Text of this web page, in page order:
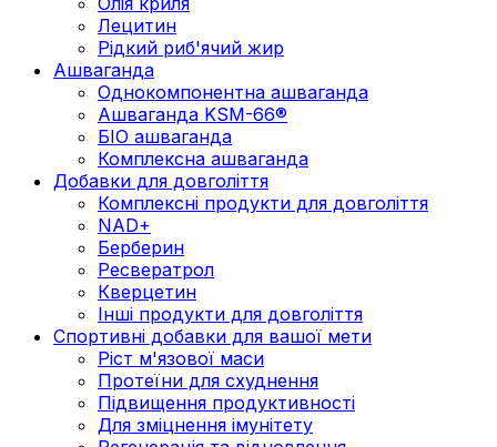
Лецитин
Рідкий риб'ячий жир
Ашваганда
Однокомпонентна ашваганда
Ашваганда KSM-66®
БІО ашваганда
Комплексна ашваганда
Добавки для довголіття
Комплексні продукти для довголіття
NAD+
Берберин
Ресвератрол
Кверцетин
Інші продукти для довголіття
Спортивні добавки для вашої мети
Ріст м'язової маси
Протеїни для схуднення
Підвищення продуктивності
Для зміцнення імунітету